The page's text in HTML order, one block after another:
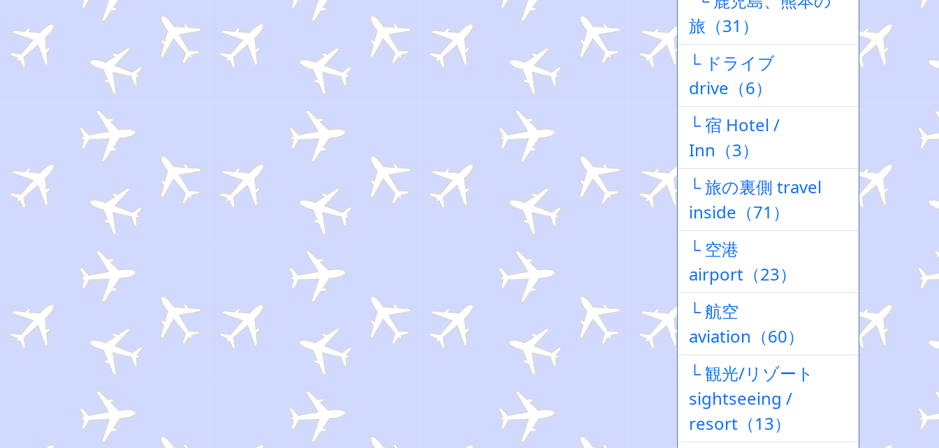
旅（31）
└ ドライブ
drive（6）
└ 宿 Hotel /
Inn（3）
└ 旅の裏側 travel
inside（71）
└ 空港
airport（23）
└ 航空
aviation（60）
└ 観光/リゾート
sightseeing /
resort（13）